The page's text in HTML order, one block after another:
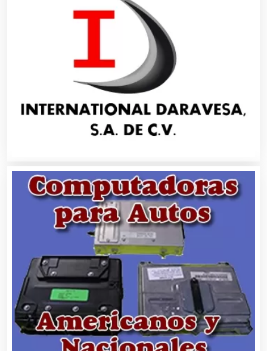
Animadores de Eventos
Aparatos y Equipos Eléctricos
Artes Gráficas
Artesanías
Artículos de Oficina
Artículos de Piel